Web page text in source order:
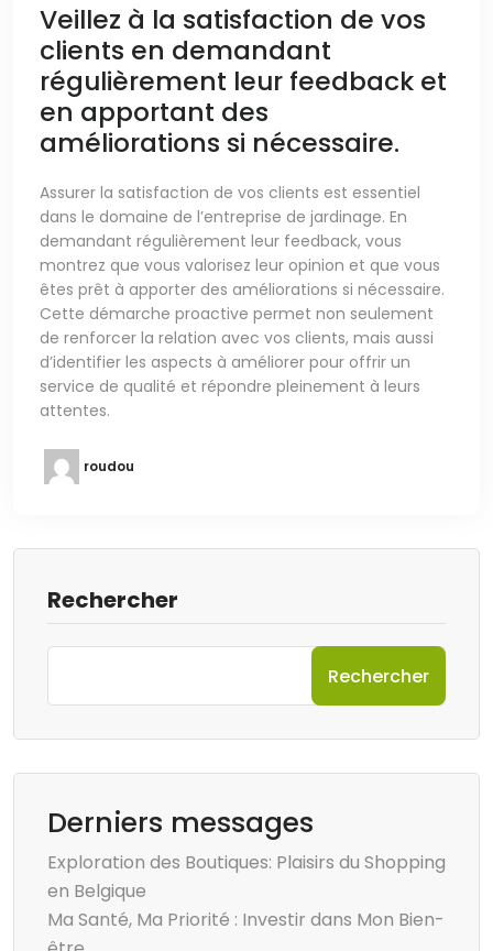
Veillez à la satisfaction de vos
clients en demandant
régulièrement leur feedback et
en apportant des
améliorations si nécessaire.
Assurer la satisfaction de vos clients est essentiel
dans le domaine de l’entreprise de jardinage. En
demandant régulièrement leur feedback, vous
montrez que vous valorisez leur opinion et que vous
êtes prêt à apporter des améliorations si nécessaire.
Cette démarche proactive permet non seulement
de renforcer la relation avec vos clients, mais aussi
d’identifier les aspects à améliorer pour offrir un
service de qualité et répondre pleinement à leurs
attentes.
roudou
Rechercher
Rechercher
Derniers messages
Exploration des Boutiques: Plaisirs du Shopping
en Belgique
Ma Santé, Ma Priorité : Investir dans Mon Bien-